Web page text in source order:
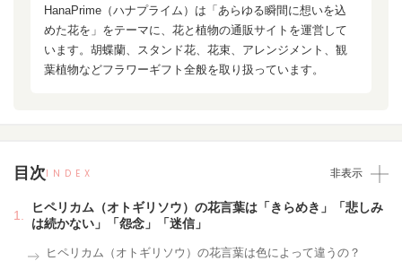
HanaPrime（ハナプライム）は「あらゆる瞬間に想いを込
めた花を」をテーマに、花と植物の通販サイトを運営して
います。胡蝶蘭、スタンド花、花束、アレンジメント、観
葉植物などフラワーギフト全般を取り扱っています。
目次INDEX 非表示
ヒペリカム（オトギリソウ）の花言葉は「きらめき」「悲しみ
は続かない」「怨念」「迷信」
ヒペリカム（オトギリソウ）の花言葉は色によって違うの？